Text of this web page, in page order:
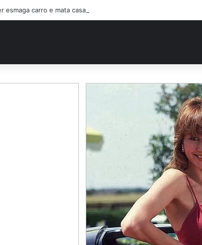
esmaga carro e mata casal na BR-470; filho sobreviveu…Ver mais